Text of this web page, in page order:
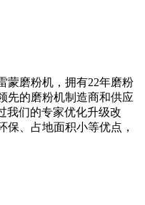
蒙磨粉机，拥有22年磨粉
先的磨粉机制造商和供应
我们的专家优化升级改
保、占地面积小等优点，